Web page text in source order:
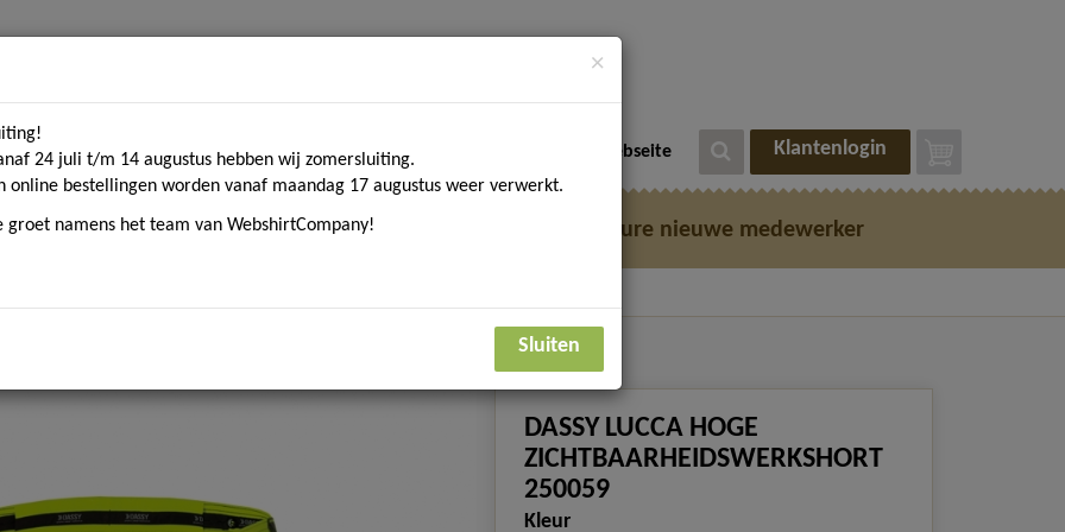
Home Contact Over ons Merken Deutsche Webseite Klantenlogin
textiel Sport gerelateerde textiel Vacature nieuwe medewerker
DASSY LUCCA HOGE
ZICHTBAARHEIDSWERKSHORT
250059
Kleur
×
24 juli t/m 14 augustus hebben wij zomersluiting.
online bestellingen worden vanaf maandag 17 augustus weer verwerkt.
groet namens het team van WebshirtCompany!
Sluiten